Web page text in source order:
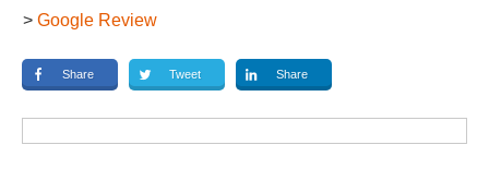
> Google Review
Share Tweet Share